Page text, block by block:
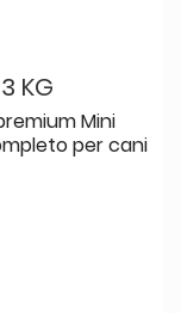
KG
Mini
per cani